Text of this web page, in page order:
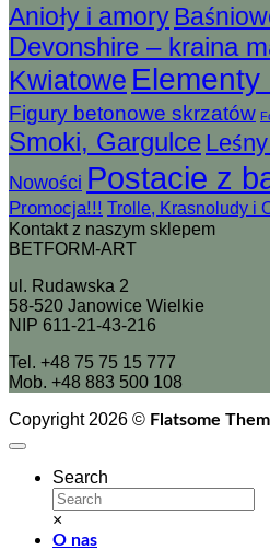
Anioły i amory
Devonshire – kraina
Kwiatowe
Figury betonowe skrzatów
Smoki, Gargulce
Nowości Postacie z
Promocja!!! Trolle, Krasnoludy i
Kontakt z naszym sklepem
BETFORM-ART
ul. Rudawska 2
58-520 Janowice Wielkie
NIP 611-21-43-216
Tel. +48 75 75 15 777
Mob. +48 883 500 108
Copyright 2026 © Flatsome
Search
×
O nas